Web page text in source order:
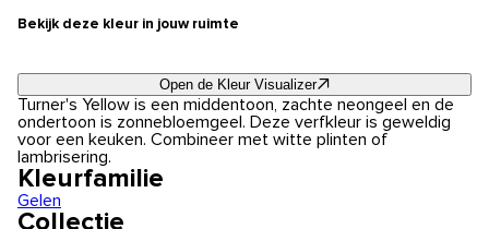
Bekijk deze kleur in jouw ruimte
Open de Kleur Visualizer
Turner's Yellow is een middentoon, zachte neongeel en de
ondertoon is zonnebloemgeel. Deze verfkleur is geweldig
voor een keuken. Combineer met witte plinten of
lambrisering.
Kleurfamilie
Gelen
Collectie